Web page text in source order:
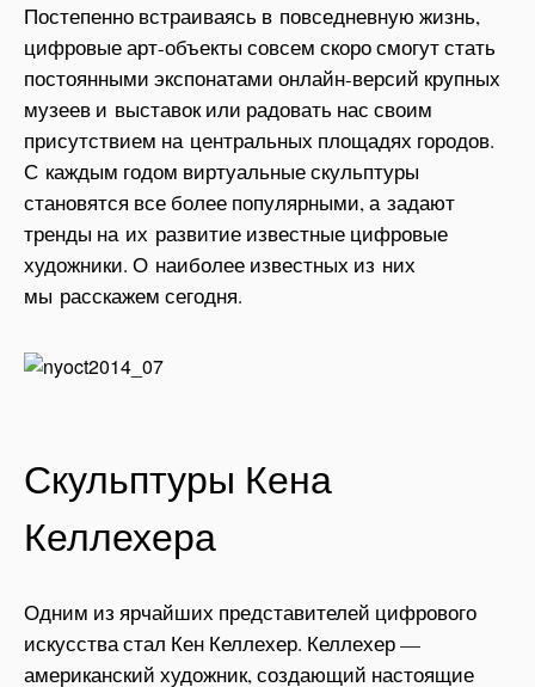
Постепенно встраиваясь в повседневную жизнь,
цифровые арт-объекты совсем скоро смогут стать
постоянными экспонатами онлайн-версий крупных
музеев и выставок или радовать нас своим
присутствием на центральных площадях городов.
С каждым годом виртуальные скульптуры
становятся все более популярными, а задают
тренды на их развитие известные цифровые
художники. О наиболее известных из них
мы расскажем сегодня.
Скульптуры Кена
Келлехера
Одним из ярчайших представителей цифрового
искусства стал Кен Келлехер. Келлехер —
американский художник, создающий настоящие